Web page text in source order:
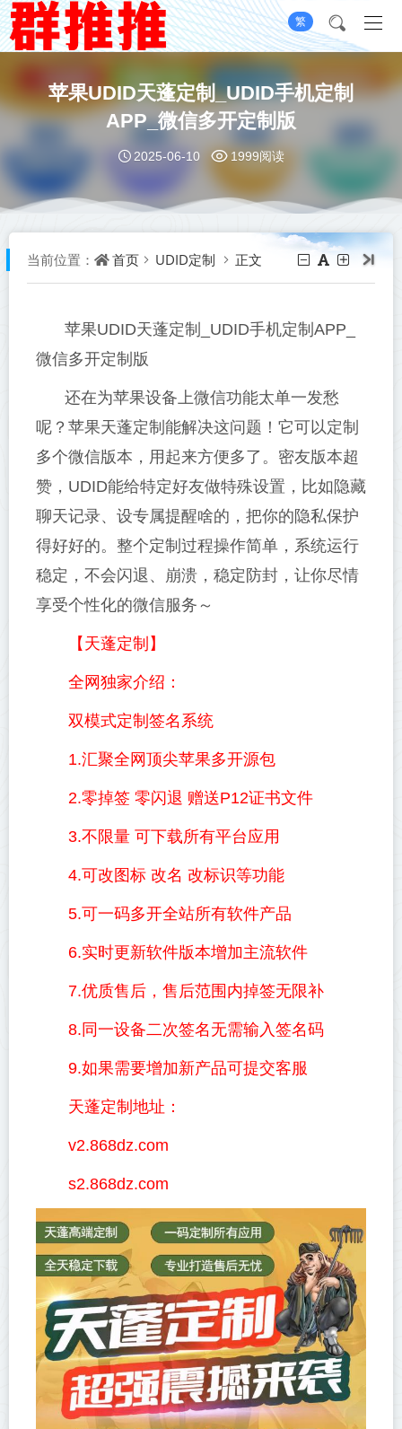
繁
苹果UDID天蓬定制_UDID手机定制
APP_微信多开定制版
2025-06-10 1999阅读
当前位置： 首页 UDID定制 正文
苹果UDID天蓬定制_UDID手机定制APP_
微信多开定制版
还在为苹果设备上微信功能太单一发愁
呢？苹果天蓬定制能解决这问题！它可以定制
多个微信版本，用起来方便多了。密友版本超
赞，UDID能给特定好友做特殊设置，比如隐藏
聊天记录、设专属提醒啥的，把你的隐私保护
得好好的。整个定制过程操作简单，系统运行
稳定，不会闪退、崩溃，稳定防封，让你尽情
享受个性化的微信服务～
【天蓬定制】
全网独家介绍：
双模式定制签名系统
1.汇聚全网顶尖苹果多开源包
2.零掉签 零闪退 赠送P12证书文件
3.不限量 可下载所有平台应用
4.可改图标 改名 改标识等功能
5.可一码多开全站所有软件产品
6.实时更新软件版本增加主流软件
7.优质售后，售后范围内掉签无限补
8.同一设备二次签名无需输入签名码
9.如果需要增加新产品可提交客服
天蓬定制地址：
v2.868dz.com
s2.868dz.com